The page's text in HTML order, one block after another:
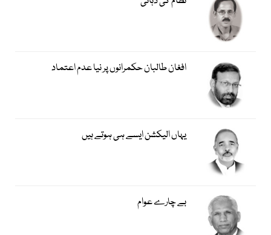
افغان طالبان حکمرانوں پر نیا عدم اعتماد
یہاں الیکشن ایسے ہی ہوتے ہیں
بے چارے عوام